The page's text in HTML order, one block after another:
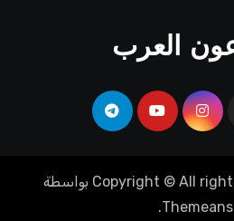
العرب
Copyright © All بواسطة
.